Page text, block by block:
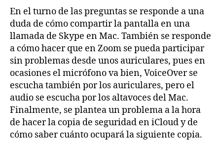
En el turno de las preguntas se responde a una
duda de cómo compartir la pantalla en una
llamada de Skype en Mac. También se responde
a cómo hacer que en Zoom se pueda participar
sin problemas desde unos auriculares, pues en
ocasiones el micrófono va bien, VoiceOver se
escucha también por los auriculares, pero el
audio se escucha por los altavoces del Mac.
Finalmente, se plantea un problema a la hora
de hacer la copia de seguridad en iCloud y de
cómo saber cuánto ocupará la siguiente copia.